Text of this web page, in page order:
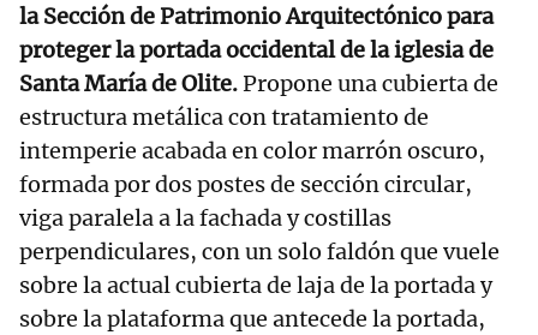
la Sección de Patrimonio Arquitectónico para
proteger la portada occidental de la iglesia de
Santa María de Olite.Propone una cubierta de
estructura metálica con tratamiento de
intemperie acabada en color marrón oscuro,
formada por dos postes de sección circular,
viga paralela a la fachada y costillas
perpendiculares, con un solo faldón que vuele
sobre la actual cubierta de laja de la portada y
sobre la plataforma que antecede la portada,